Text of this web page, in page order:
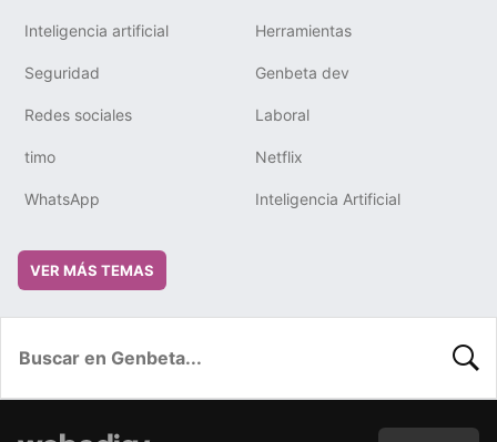
Inteligencia artificial Herramientas
Seguridad Genbeta dev
Redes sociales Laboral
timo Netflix
WhatsApp Inteligencia Artificial
VER MÁS TEMAS